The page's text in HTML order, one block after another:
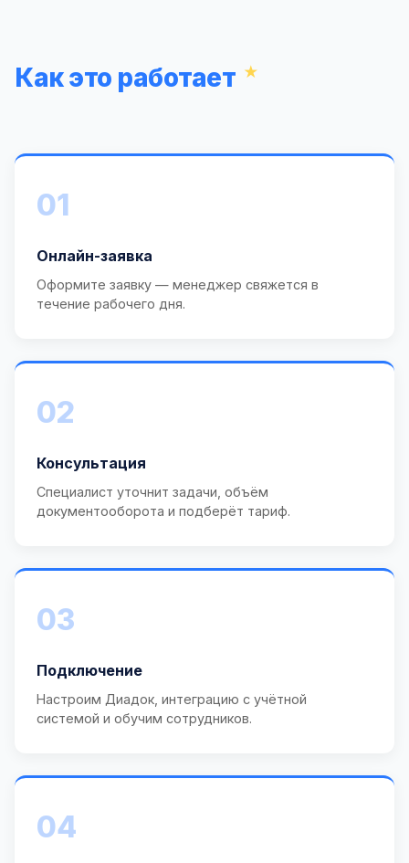
Как это работает
01
Онлайн-заявка
Оформите заявку — менеджер свяжется в
течение рабочего дня.
02
Консультация
Специалист уточнит задачи, объём
документооборота и подберёт тариф.
03
Подключение
Настроим Диадок, интеграцию с учётной
системой и обучим сотрудников.
04